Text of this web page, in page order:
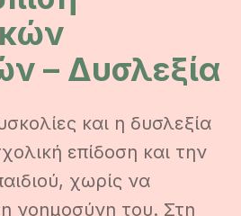
– Δυσλεξία
και η δυσλεξία
επίδοση και την
χωρίς να
νοημοσύνη του. Στη